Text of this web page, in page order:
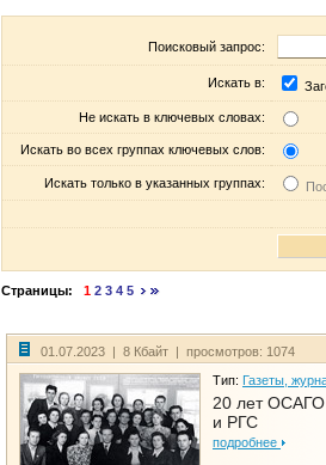
Поисковый запрос:
Искать в:
Не искать в ключевых словах:
Искать во всех группах ключевых слов:
Искать только в указанных группах:
Страницы: 1 2 3 4 5
01.07.2023 | 8 Кбайт | просмотров: 1074
Тип: Газеты,
20 лет
и РГС
подробнее